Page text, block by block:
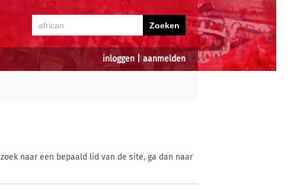
inloggen aanmelden
naar een bepaald lid van de site, ga dan naar